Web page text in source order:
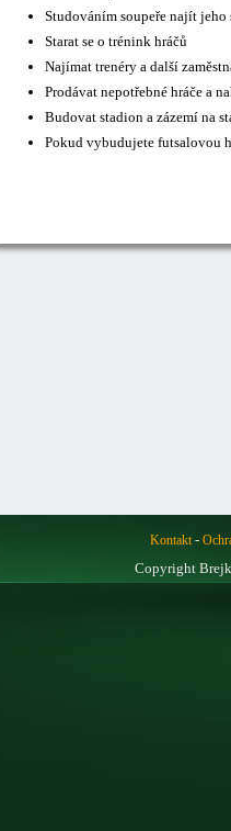
Studováním soupeře najít jeho
Starat se o trénink hráčů
Najímat trenéry a další
Prodávat nepotřebné hráče a
Budovat stadion a zázemí na
Pokud vybudujete futsalovou
Kontakt-
Copyright